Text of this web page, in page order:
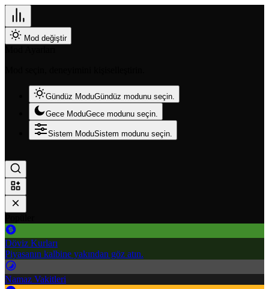
Mod değiştir
Gündüz ModuGündüz modunu seçin.
Gece ModuGece modunu seçin.
Sistem ModuSistem modunu seçin.
Döviz Kurları
Piyasanın kalbine yakından göz atın.
Namaz Vakitleri